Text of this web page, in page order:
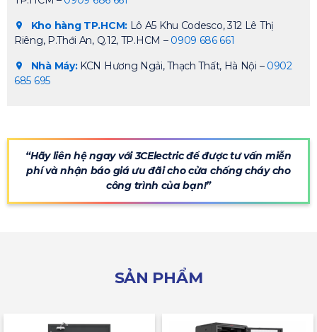
Kho hàng TP.HCM:Lô A5 Khu Codesco, 312 Lê Thị
Riêng, P.Thới An, Q.12, TP.HCM – 0909 686 661
Nhà Máy:KCN Hương Ngải, Thạch Thất, Hà Nội – 0902
685 695
“Hãy liên hệ ngay với 3CElectric để được tư vấn miễn
phí và nhận báo giá ưu đãi cho cửa chống cháy cho
công trình của bạn!”
SẢN PHẨM